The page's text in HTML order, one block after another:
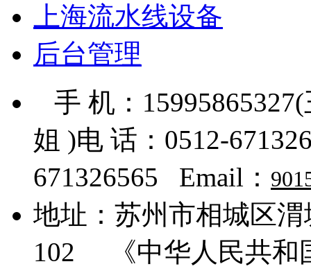
上海流水线设备
后台管理
手 机：
姐 )电 话：0512-
671326565 Email：
地址： 苏州市相城区
102
《中华人民共和